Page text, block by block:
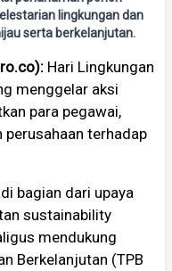
lingkungan dan
serta berkelanjutan.
Hari Lingkungan
menggelar aksi
para pegawai,
terhadap
bagian dari upaya
sustainability
mendukung
Berkelanjutan (TPB